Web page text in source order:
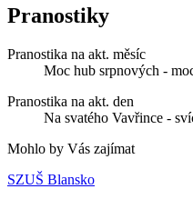
Pranostiky
Pranostika na akt. měsíc
Moc hub srpnových -
Pranostika na akt. den
Na svatého Vavřince -
Mohlo by Vás zajímat
SZUŠ Blansko